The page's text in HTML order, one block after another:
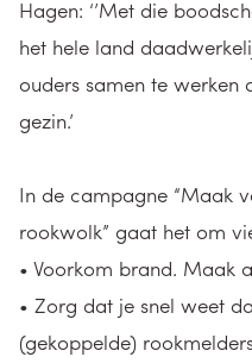
Hagen: ‘’Met die
het hele land
ouders samen te werken
gezin.’
In de campagne “Maak
rookwolk” gaat het om
• Voorkom brand. Maak
• Zorg dat je snel weet
(gekoppelde)